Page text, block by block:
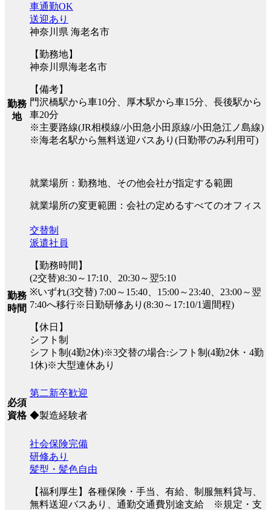
勤務
地
車通勤OK
送迎あり
神奈川県 海老名市
【勤務地】
神奈川県海老名市
【備考】
門沢橋駅から車10分、厚木駅から車15分、長後駅から
車20分
※主要路線(JR相模線/小田急小田原線/小田急江ノ島線)
※海老名駅から無料送迎バスあり(日勤帯のみ利用可)
就業場所：勤務地、その他会社が指定する範囲
就業場所の変更範囲：会社の定めるすべてのオフィス
勤務
時間
交替制
派遣社員
【勤務時間】
(2交替)8:30～17:10、20:30～翌5:10
※いずれ(3交替) 7:00～15:40、15:00～23:40、23:00～翌
7:40へ移行※日勤研修あり(8:30～17:10/1週間程)
【休日】
シフト制
シフト制(4勤2休)※3交替の場合:シフト制(4勤2休・4勤
1休)※大型連休あり
必須
資格
第二新卒歓迎
◆製造経験者
社会保険完備
研修あり
髪型・髪色自由
【福利厚生】各種保険・手当、有給、制服無料貸与、
無料送迎バスあり、通勤交通費別途支給 ※規定・支